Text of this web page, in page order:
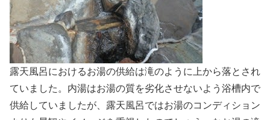
露天風呂におけるお湯の供給は滝のように上から落とされ
ていました。内湯はお湯の質を劣化させないよう浴槽内で
供給していましたが、露天風呂ではお湯のコンディション